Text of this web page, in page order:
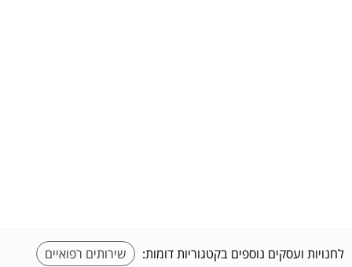
לחנויות ועסקים נוספים בקטגוריות דומות:
שירותים רפואיים